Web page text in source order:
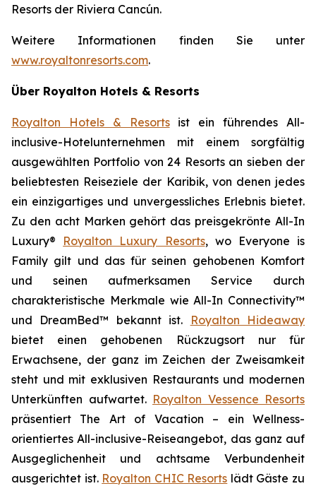
Resorts der Riviera Cancún.
Weitere Informationen finden Sie unter
www.royaltonresorts.com.
Über Royalton Hotels & Resorts
Royalton Hotels & Resortsist ein führendes All-
inclusive-Hotelunternehmen mit einem sorgfältig
ausgewählten Portfolio von 24 Resorts an sieben der
beliebtesten Reiseziele der Karibik, von denen jedes
ein einzigartiges und unvergessliches Erlebnis bietet.
Zu den acht Marken gehört das preisgekrönte All-In
Luxury® Royalton Luxury Resorts, wo Everyone is
Family gilt und das für seinen gehobenen Komfort
und seinen aufmerksamen Service durch
charakteristische Merkmale wie All-In Connectivity™
und DreamBed™ bekannt ist.
Royalton Hideaway
bietet einen gehobenen Rückzugsort nur für
Erwachsene, der ganz im Zeichen der Zweisamkeit
steht und mit exklusiven Restaurants und modernen
Unterkünften aufwartet. Royalton Vessence Resorts
präsentiert The Art of Vacation – ein Wellness-
orientiertes All-inclusive-Reiseangebot, das ganz auf
Ausgeglichenheit und achtsame Verbundenheit
ausgerichtet ist. Royalton CHIC Resorts lädt Gäste zu